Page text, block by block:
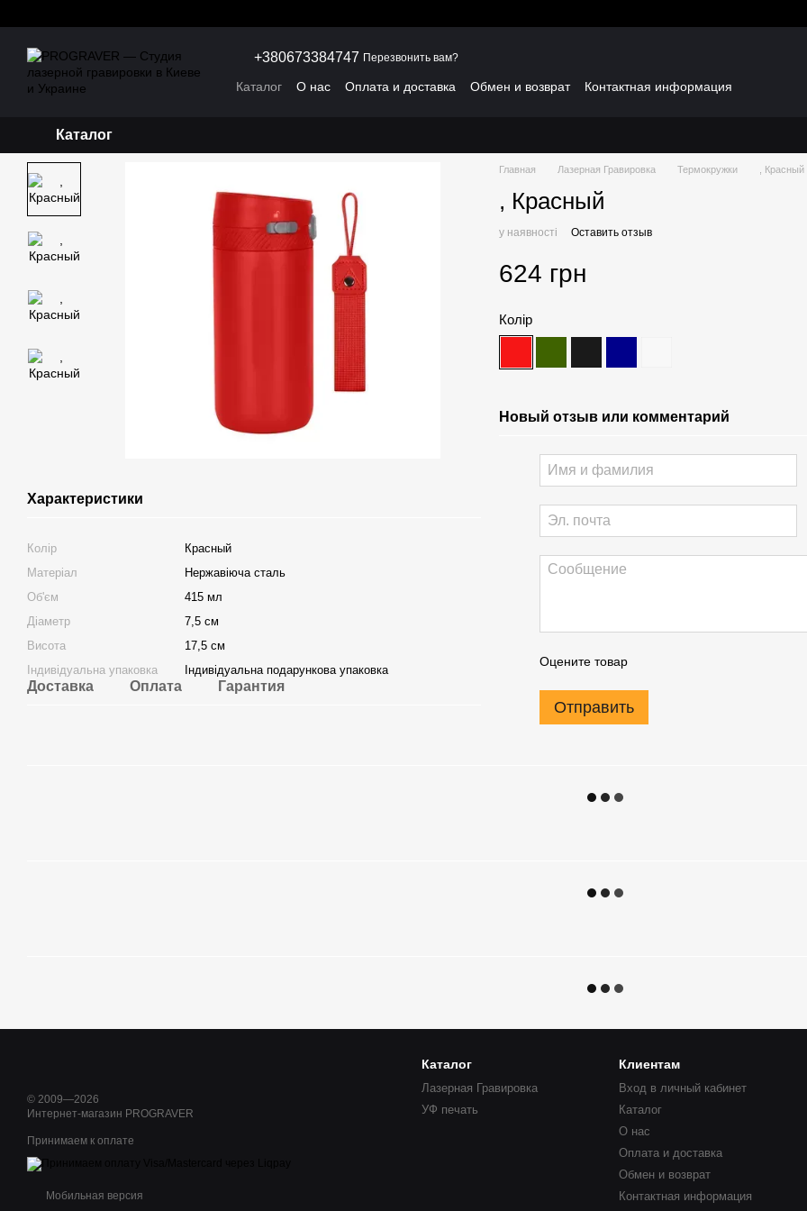
+380673384747 Перезвонить вам?
Каталог О нас Оплата и доставка Обмен и возврат Контактная информация
Каталог
Характеристики
Колір
Красный
Матеріал
Нержавіюча сталь
Об'єм
415 мл
Діаметр
7,5 см
Висота
17,5 см
Індивідуальна упаковка
Індивідуальна подарункова упаковка
Доставка Оплата Гарантия
Главная Лазерная Гравировка Термокружки , Красный
, Красный
у наявності Оставить отзыв
624 грн
Колір
Новый отзыв или комментарий
Оцените товар
Отправить
© 2009—2026
Интернет-магазин PROGRAVER
Принимаем к оплате
Мобильная версия
Каталог
Лазерная Гравировка
УФ печать
Клиентам
Вход в личный кабинет
Каталог
О нас
Оплата и доставка
Обмен и возврат
Контактная информация